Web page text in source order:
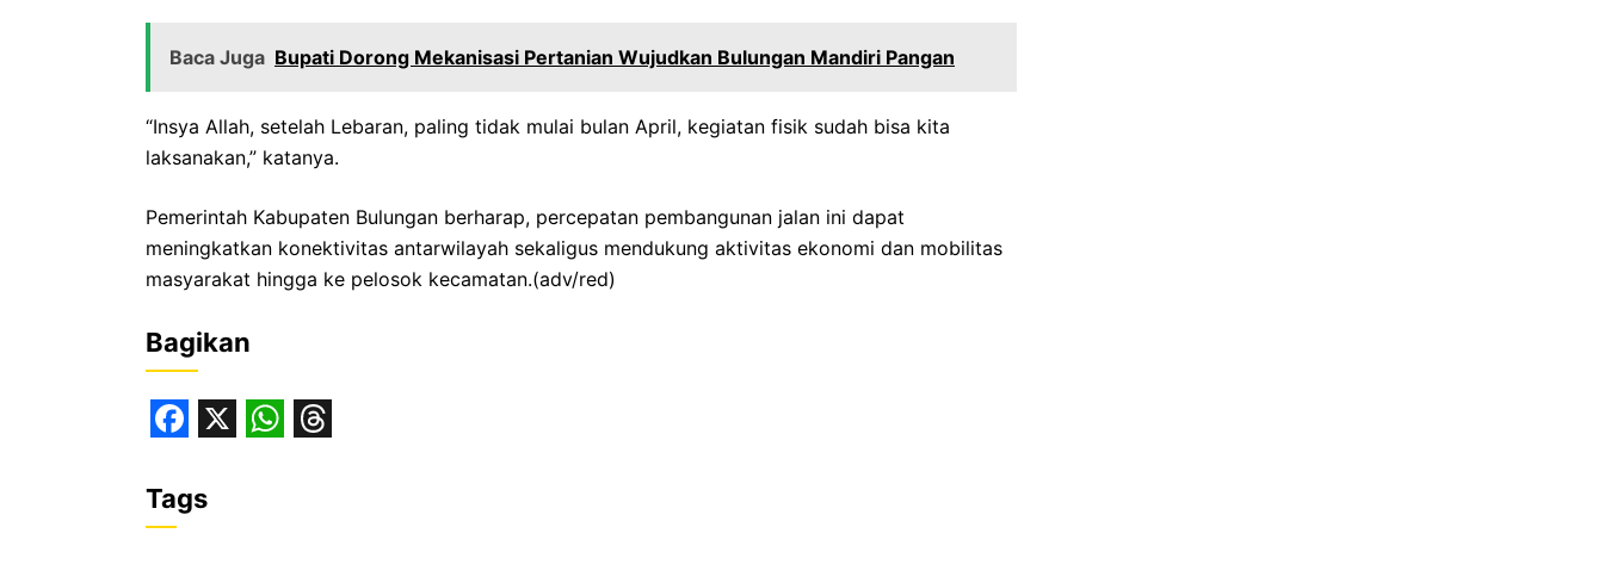
Baca Juga Bupati Dorong Mekanisasi Pertanian Wujudkan Bulungan Mandiri Pangan
‎“Insya Allah, setelah Lebaran, paling tidak mulai bulan April, kegiatan fisik sudah bisa kita
laksanakan,” katanya.
Pemerintah Kabupaten Bulungan berharap, percepatan pembangunan jalan ini dapat
meningkatkan konektivitas antarwilayah sekaligus mendukung aktivitas ekonomi dan mobilitas
masyarakat hingga ke pelosok kecamatan.(adv/red)
Bagikan
a
c
Tags